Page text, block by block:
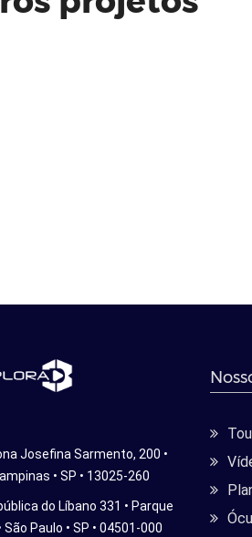
Josefina Sarmento, 200 •
• SP • 13025-260
do Líbano 331 • Parque
São Paulo • SP • 04501-000